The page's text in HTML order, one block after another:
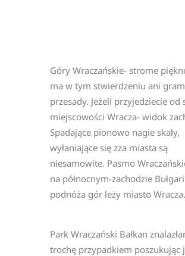
Góry Wraczańskie- strome
ma w tym stwierdzeniu ani
przesady. Jeżeli przyjedziecie od
miejscowości Wracza- widok
Spadające pionowo nagie skały,
wyłaniające się zza miasta są
niesamowite. Pasmo
na północnym-zachodzie
podnóża gór leży miasto Wracza.
Park Wraczański Bałkan
trochę przypadkiem poszukując